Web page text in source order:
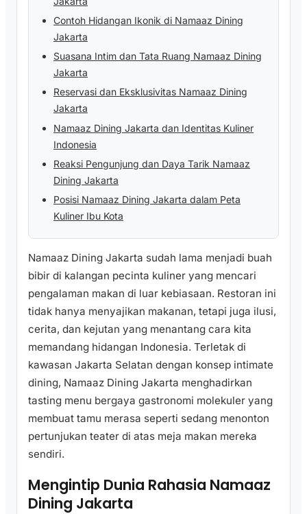
Contoh Hidangan Ikonik di Namaaz Dining
Jakarta
Suasana Intim dan Tata Ruang Namaaz Dining
Jakarta
Reservasi dan Eksklusivitas Namaaz Dining
Jakarta
Namaaz Dining Jakarta dan Identitas Kuliner
Indonesia
Reaksi Pengunjung dan Daya Tarik Namaaz
Dining Jakarta
Posisi Namaaz Dining Jakarta dalam Peta
Kuliner Ibu Kota
Namaaz Dining Jakarta sudah lama menjadi buah
bibir di kalangan pecinta kuliner yang mencari
pengalaman makan di luar kebiasaan. Restoran ini
tidak hanya menyajikan makanan, tetapi juga ilusi,
cerita, dan kejutan yang menantang cara kita
memandang hidangan Indonesia. Terletak di
kawasan Jakarta Selatan dengan konsep intimate
dining, Namaaz Dining Jakarta menghadirkan
tasting menu bergaya gastronomi molekuler yang
membuat tamu merasa seperti sedang menonton
pertunjukan teater di atas meja makan mereka
sendiri.
Mengintip Dunia Rahasia Namaaz
Dining Jakarta